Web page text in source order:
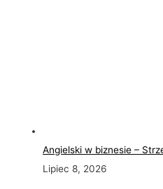
Angielski w biznesie –
Lipiec 8, 2026